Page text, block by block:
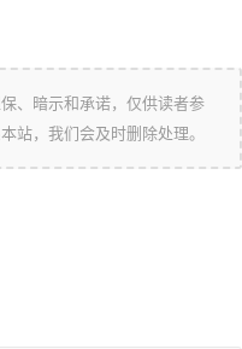
、暗示和承诺，仅供读者参
站，我们会及时删除处理。